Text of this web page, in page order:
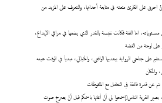
احرق على القارئ متعته في متابعة أحداثها، والتعرف على المزيد من
اما اللغة فكانت نفيسة بالقدر الذي يضعها في مراقي الإبداع،
على لوحة من الفضة
على جناحي الرواية ببعديها الواقعي، والخيالي، مبدياَ في الوقت عينه
والمكان
عن قدرة فائقة في التعامل مع الملفوظات
٣٠٠حيث يخاطب بصير القرية الناس(إسمحوا لي أنْ أعلنها باسمكم قبل أنْ يصرخ صوت